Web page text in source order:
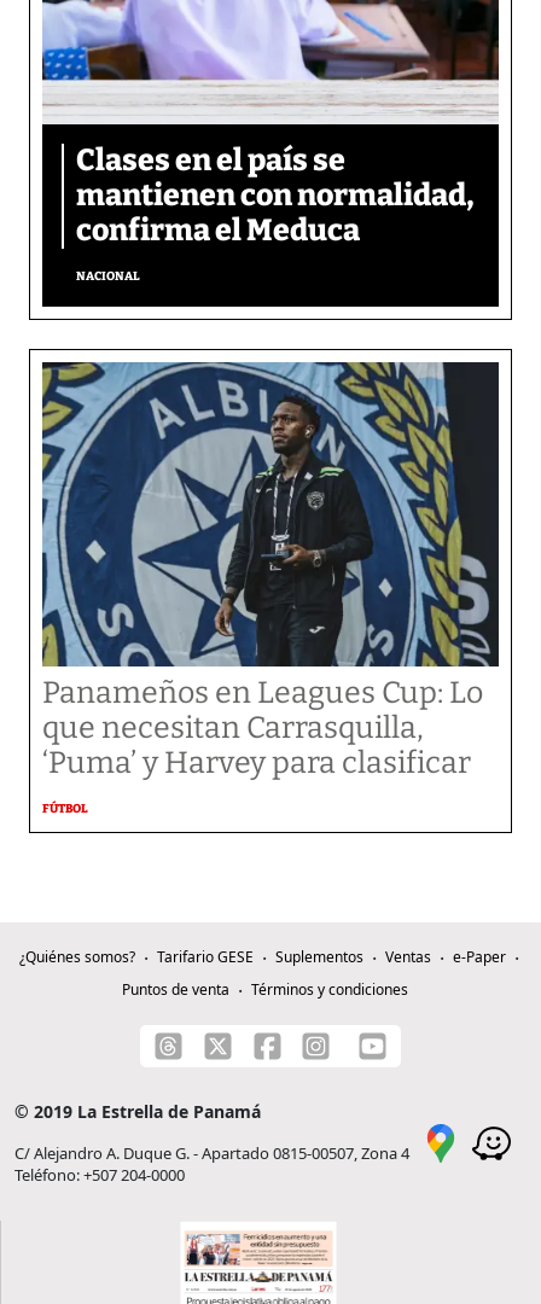
Clases en el país se
mantienen con normalidad,
confirma el Meduca
NACIONAL
Panameños en Leagues Cup: Lo
que necesitan Carrasquilla,
‘Puma’ y Harvey para clasificar
FÚTBOL
¿Quiénes somos? Tarifario GESE Suplementos Ventas
e-Paper
Puntos de venta
Términos y condiciones
© 2019 La Estrella de Panamá
C/ Alejandro A. Duque G. - Apartado 0815-00507, Zona 4
Teléfono: +507 204-0000